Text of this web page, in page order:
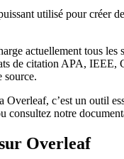
utilisé pour créer
actuellement tous
de citation APA, IEEE,
source.
c’est un outil
consultez notre
Overleaf